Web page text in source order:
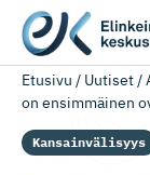
Etusivu / Uutiset/
on ensimmäinen
Kansainvälisyys